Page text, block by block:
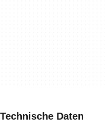
Technische Daten